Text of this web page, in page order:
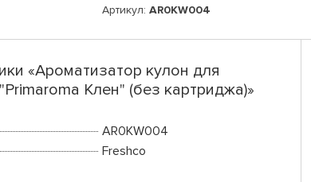
Артикул: AR0KW004
«Ароматизатор кулон для
Клен" (без картриджа)»
AR0KW004
Freshco